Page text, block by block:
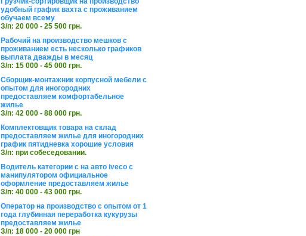
удобный график вахта с проживанием
обучаем всему
З/п: 20 000 - 25 500 грн.
Рабочий на производство мешков с
проживанием есть несколько графиков
выплата дважды в месяц
З/п: 15 000 - 45 000 грн.
Сборщик-монтажник корпусной мебели с
опытом для иногородних
предоставляем комфортабельное
жилье
З/п: 42 000 - 88 000 грн.
Комплектовщик товара на склад
предоставляем жилье для иногородних
график пятидневка хорошие условия
З/п: при собеседовании.
Водитель категории с на авто iveco с
манипулятором официальное
оформление предоставляем жилье
З/п: 40 000 - 43 000 грн.
Оператор на производство с опытом от 1
года глубинная переработка кукурузы
предоставляем жилье
З/п: 18 000 - 20 000 грн